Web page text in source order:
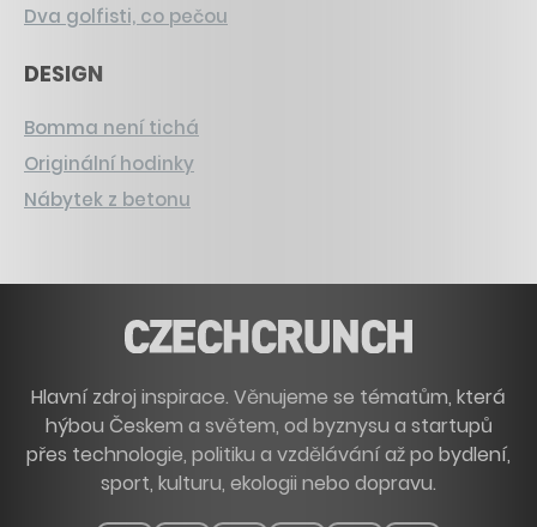
Dva golfisti, co pečou
DESIGN
Bomma není tichá
Originální hodinky
Nábytek z betonu
Hlavní zdroj inspirace. Věnujeme se tématům, která
hýbou Českem a světem, od byznysu a startupů
přes technologie, politiku a vzdělávání až po bydlení,
sport, kulturu, ekologii nebo dopravu.